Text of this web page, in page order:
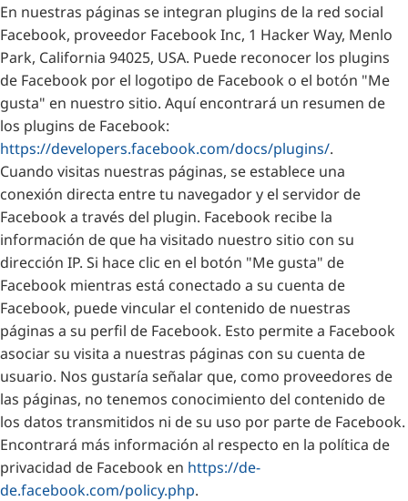
En nuestras páginas se integran plugins de la red social
Facebook, proveedor Facebook Inc, 1 Hacker Way, Menlo
Park, California 94025, USA. Puede reconocer los plugins
de Facebook por el logotipo de Facebook o el botón "Me
gusta" en nuestro sitio. Aquí encontrará un resumen de
los plugins de Facebook:
https://developers.facebook.com/docs/plugins/.
Cuando visitas nuestras páginas, se establece una
conexión directa entre tu navegador y el servidor de
Facebook a través del plugin. Facebook recibe la
información de que ha visitado nuestro sitio con su
dirección IP. Si hace clic en el botón "Me gusta" de
Facebook mientras está conectado a su cuenta de
Facebook, puede vincular el contenido de nuestras
páginas a su perfil de Facebook. Esto permite a Facebook
asociar su visita a nuestras páginas con su cuenta de
usuario. Nos gustaría señalar que, como proveedores de
las páginas, no tenemos conocimiento del contenido de
los datos transmitidos ni de su uso por parte de Facebook.
Encontrará más información al respecto en la política de
privacidad de Facebook en https://de-
de.facebook.com/policy.php.